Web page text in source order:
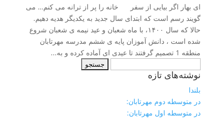
ای بهار اگر بیایی از سفر خانه را پر از ترانه می کنم… می
گویند رسم است که ابتدای سال جدید به یکدیگر هدیه دهیم.
حالا که سال ۱۴۰۰، با ماه شعبان و عید نیمه ی شعبان شروع
شده است ، دانش آموزان پایه ی ششم مدرسه مهرتابان
منطقه 1 تصمیم گرفتند تا عیدی ای آماده کرده و به...
برای:
نوشته‌های تازه
بلندا
در متوسطه دوم مهرتابان:
در متوسطه اول مهرتابان: